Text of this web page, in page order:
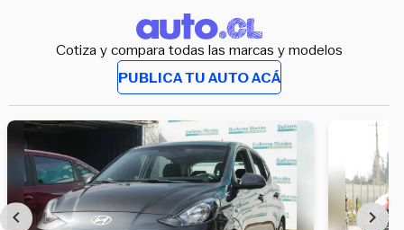
Cotiza y compara todas las marcas y modelos
PUBLICA TU AUTO ACÁ